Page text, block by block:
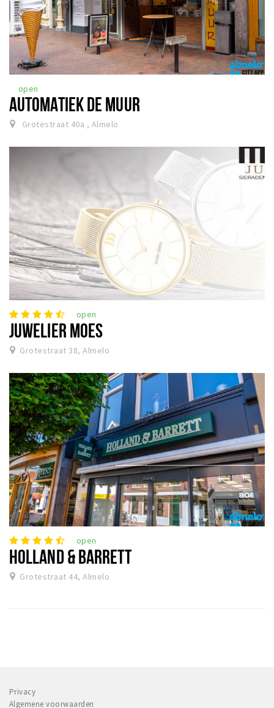
open
AUTOMATIEK DE MUUR
Grotestraat 40a , Almelo
open
JUWELIER MOES
Grotestraat 38, Almelo
open
HOLLAND & BARRETT
Grotestraat 44, Almelo
Privacy
Algemene voorwaarden